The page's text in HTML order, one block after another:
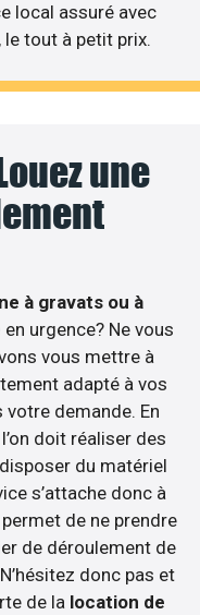
local assuré avec
tout à petit prix.
une
à gravats ou à
en urgence? Ne vous
vous mettre à
adapté à vos
demande. En
doit réaliser des
du matériel
s’attache donc à
de ne prendre
de déroulement de
donc pas et
de la location de